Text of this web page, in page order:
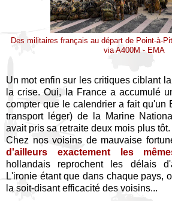
Des militaires français au départ de Point-à-
via A400M - EMA
Un mot enfin sur les critiques ciblant
la crise. Oui, la France a accumulé
compter que le calendrier a fait qu'un
transport léger) de la Marine
avait pris sa retraite deux mois plus tôt.
Chez nos voisins de mauvaise
d'ailleurs exactement les
hollandais reprochent les délais
L'ironie étant que dans chaque pays,
la soit-disant efficacité des voisins...